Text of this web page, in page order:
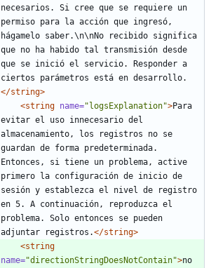
necesarios. Si cree que se requiere un
permiso para la acción que ingresó,
hágamelo saber.\n\nNo recibido significa
que no ha habido tal transmisión desde
que se inició el servicio. Responder a
ciertos parámetros está en desarrollo.
</string>
<string name="logsExplanation">Para
evitar el uso innecesario del
almacenamiento, los registros no se
guardan de forma predeterminada.
Entonces, si tiene un problema, active
primero la configuración de inicio de
sesión y establezca el nivel de registro
en 5. A continuación, reproduzca el
problema. Solo entonces se pueden
adjuntar registros.</string>
<string
name="directionStringDoesNotContain">no